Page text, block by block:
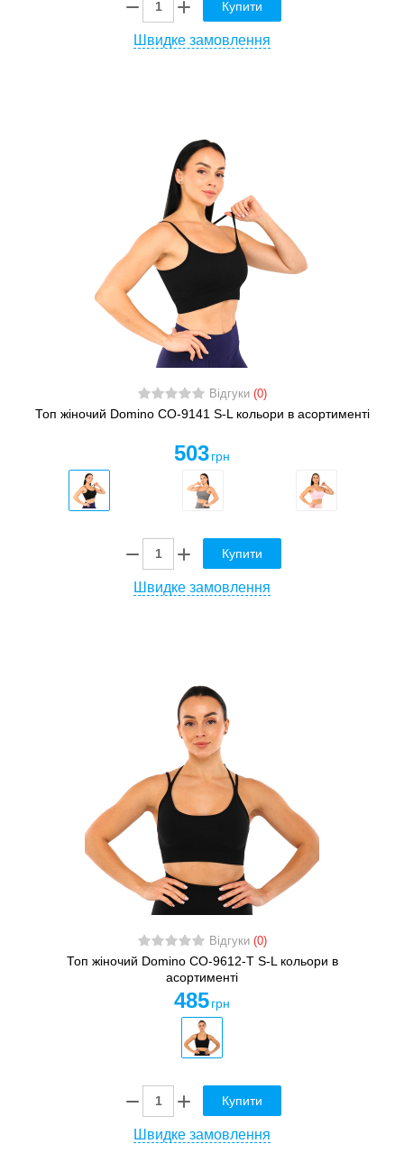
Купити
Швидке замовлення
Відгуки (0)
Топ жіночий Domino CO-9141 S-L кольори в асортименті
503 грн
Купити
Швидке замовлення
Відгуки (0)
Топ жіночий Domino CO-9612-T S-L кольори в
асортименті
485 грн
Купити
Швидке замовлення